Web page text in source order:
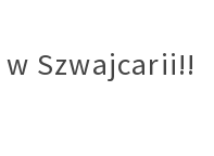
Szwajcarii!!